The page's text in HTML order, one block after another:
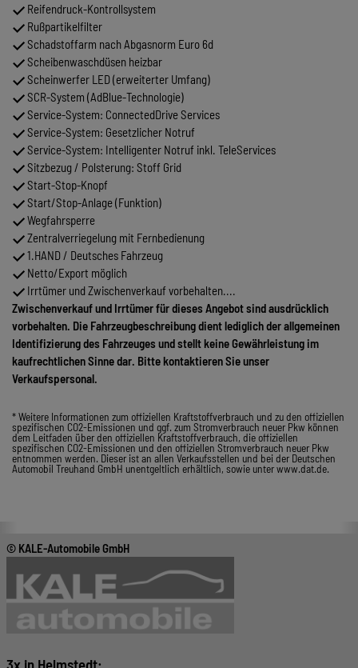
Reifendruck-Kontrollsystem
Rußpartikelfilter
Schadstoffarm nach Abgasnorm Euro 6d
Scheibenwaschdüsen heizbar
Scheinwerfer LED (erweiterter Umfang)
SCR-System (AdBlue-Technologie)
Service-System: ConnectedDrive Services
Service-System: Gesetzlicher Notruf
Service-System: Intelligenter Notruf inkl. TeleServices
Sitzbezug / Polsterung: Stoff Grid
Start-Stop-Knopf
Start/Stop-Anlage (Funktion)
Wegfahrsperre
Zentralverriegelung mit Fernbedienung
1.HAND / Deutsches Fahrzeug
Netto/Export möglich
Irrtümer und Zwischenverkauf vorbehalten....
Zwischenverkauf und Irrtümer für dieses Angebot sind ausdrücklich
vorbehalten. Die Fahrzeugbeschreibung dient lediglich der allgemeinen
Identifizierung des Fahrzeuges und stellt keine Gewährleistung im
kaufrechtlichen Sinne dar. Bitte kontaktieren Sie unser
Verkaufspersonal.
* Weitere Informationen zum offiziellen Kraftstoffverbrauch und zu den offiziellen
spezifischen CO2-Emissionen und ggf. zum Stromverbrauch neuer Pkw können
dem Leitfaden über den offiziellen Kraftstoffverbrauch, die offiziellen
spezifischen CO2-Emissionen und den offiziellen Stromverbrauch neuer Pkw
entnommen werden. Dieser ist an allen Verkaufsstellen und bei der Deutschen
Automobil Treuhand GmbH unentgeltlich erhältlich, sowie unter www.dat.de.
© KALE-Automobile GmbH
3x in Helmstedt: